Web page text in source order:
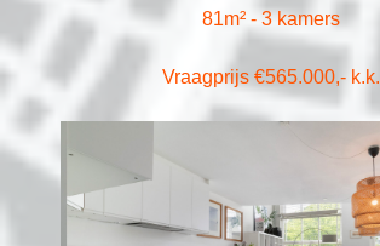
81m² - 3 kamers
Vraagprijs €565.000,- k.k.